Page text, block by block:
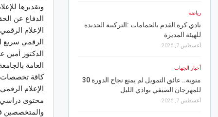
وتقديرها
الدفاع عن
الإعلام
الرقمي سريع
الدكتور أمين
العامة
كاقة تخصصات
الإعلام
محتوى دراسي
والمتخصصين
رياضة
نادي كرة القدم بالحمامات :التركيبة الجديدة
للهيئة المديرة
أغسطس 7, 2026
أخبار الجهات
منوبة.. عائق التمويل لم يمنع نجاح الدورة 30
للمهرجان الصيفي بوادي الليل
أغسطس 7, 2026
بنزرت.. الإدارة
الدويميس حيز الاستغلال
أخبار الجهات
بمهرجان الفسقية الدولي